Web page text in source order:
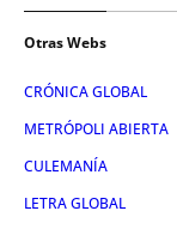
Otras Webs
CRÓNICA GLOBAL
METRÓPOLI ABIERTA
CULEMANÍA
LETRA GLOBAL